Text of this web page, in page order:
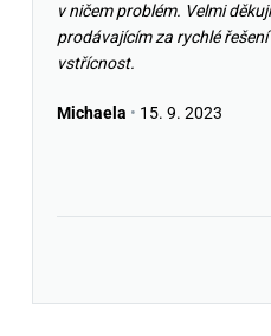
v ničem problém. Velmi děkuji
prodávajícím za rychlé řešení
vstřícnost.
Michaela • 15. 9. 2023